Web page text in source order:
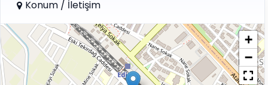
Konum / İletişim
+
−